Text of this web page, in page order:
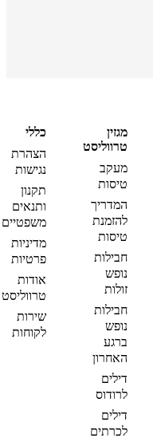
מגזין
טרווליסט
מעקב
טיסות
המדריך
להזמנת
טיסות
חבילות
נופש
זולות
חבילות
נופש
ברגע
האחרון
דילים
לרודוס
דילים
לכרתים
כללי
הצהרת
נגישות
תקנון
ותנאים
משפטיים
מדיניות
פרטיות
אודות
טרווליסט
שירות
לקוחות